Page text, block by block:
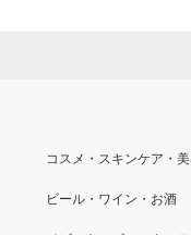
コスメ・スキンケア・
ビール・ワイン・お酒